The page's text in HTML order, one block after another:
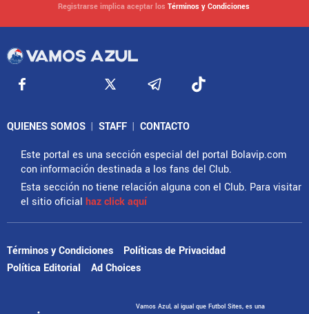
Registrarse implica aceptar los Términos y Condiciones
QUIENES SOMOS | STAFF | CONTACTO
Este portal es una sección especial del portal Bolavip.com
con información destinada a los fans del Club.
Esta sección no tiene relación alguna con el Club. Para visitar
el sitio oficial haz click aquí
Términos y Condiciones
Políticas de Privacidad
Política Editorial
Ad Choices
Vamos Azul, al igual que Futbol Sites, es una